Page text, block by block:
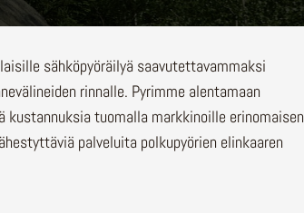
sähköpyöräilyä saavutettavammaksi
rinnalle. Pyrimme alentamaan
kustannuksia tuomalla markkinoille erinomaisen
palveluita polkupyörien elinkaaren